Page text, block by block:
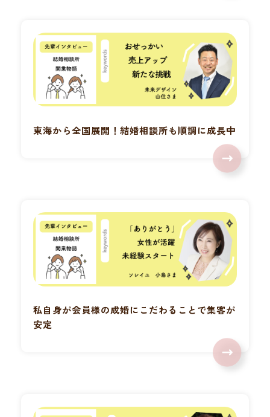
東海から全国展開！結婚相談所も順調に成長中
私自身が会員様の成婚にこだわることで集客が
安定